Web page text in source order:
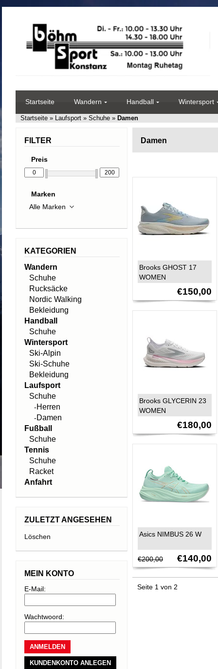
Startseite Wandern Handball Wintersport
Startseite » Laufsport » Schuhe » Damen
Damen
Brooks GHOST 17
WOMEN
€150,00
Brooks GLYCERIN 23
WOMEN
€180,00
Asics NIMBUS 26 W
€200,00 €140,00
Seite 1 von 2
FILTER
Preis
Marken
KATEGORIEN
Wandern
Schuhe
Rucksäcke
Nordic Walking
Bekleidung
Handball
Schuhe
Wintersport
Ski-Alpin
Ski-Schuhe
Bekleidung
Laufsport
Schuhe
-Herren
-Damen
Fußball
Schuhe
Tennis
Schuhe
Racket
Anfahrt
ZULETZT ANGESEHEN
Löschen
MEIN KONTO
E-Mail:
Wachtwoord:
KUNDENKONTO ANLEGEN